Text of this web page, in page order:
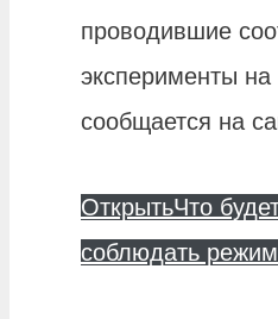
проводившие
эксперименты на
сообщается на
ОткрытьЧто
соблюдать